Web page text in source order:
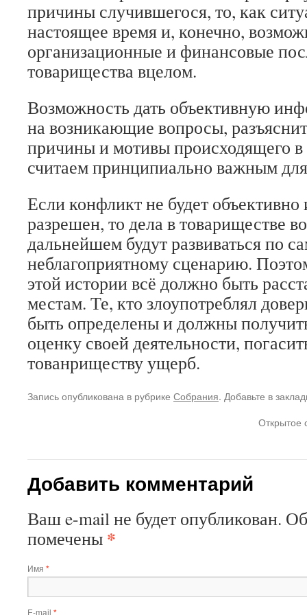
причины случившегося, то, как
настоящее время и, конечно,
организационные и финансовые
товарищества вцелом.
Возможность дать объективную
на возникающие вопросы,
причины и мотивы происходящего
считаем принципиально важным
Если конфликт не будет объективно
разрешен, то дела в товариществе
дальнейшем будут развиваться по
неблагоприятному сценарию.
этой истории всё должно быть
местам. Те, кто злоупотреблял
быть определены и должны
оценку своей деятельности,
тованриществу ущерб.
Запись опубликована в рубрике Собрания. Добавьте в
Открытое
Добавить комментарий
Ваш e-mail не будет опубликован.
помечены *
Имя *
E-mail *